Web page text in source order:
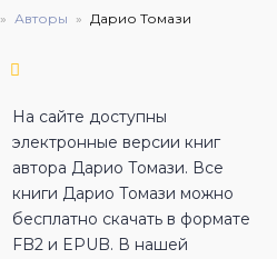
Авторы Дарио Томази
На сайте доступны
электронные версии книг
автора Дарио Томази. Все
книги Дарио Томази можно
бесплатно скачать в формате
FB2 и EPUB. В нашей